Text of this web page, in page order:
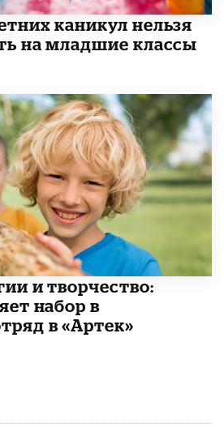
каникул нельзя
на младшие классы
и творчество:
набор в
в «Артек»